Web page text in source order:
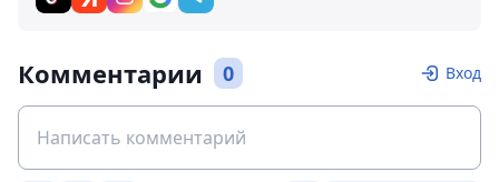
Комментарии 0 Вход